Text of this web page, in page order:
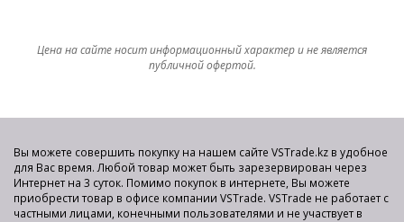
Цена на сайте носит информационный характер и не является
публичной офертой.
Вы можете совершить покупку на нашем сайте VSTrade.kz в удобное
для Вас время. Любой товар может быть зарезервирован через
Интернет на 3 суток. Помимо покупок в интернете, Вы можете
приобрести товар в офисе компании VSTrade. VSTrade не работает с
частными лицами, конечными пользователями и не участвует в